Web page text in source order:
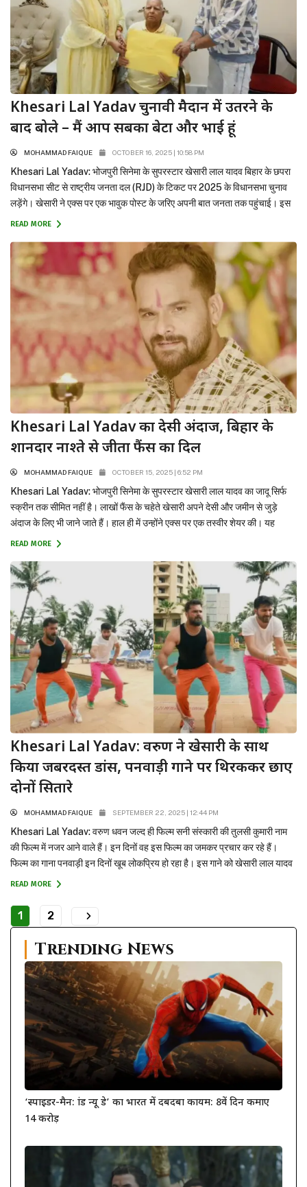
Khesari Lal Yadav चुनावी मैदान में उतरने के
बाद बोले – मैं आप सबका बेटा और भाई हूं
MOHAMMAD FAIQUE OCTOBER 16, 2025 | 10:58 PM
Khesari Lal Yadav: भोजपुरी सिनेमा के सुपरस्टार खेसारी लाल यादव बिहार के छपरा
विधानसभा सीट से राष्ट्रीय जनता दल (RJD) के टिकट पर 2025 के विधानसभा चुनाव
लड़ेंगे। खेसारी ने एक्स पर एक भावुक पोस्ट के जरिए अपनी बात जनता तक पहुंचाई। इस
पोस्ट में उन्होंने खुद को ‘जनता का बेटा’ और ‘खेत-खलिहान का लाल’...
READ MORE
Khesari Lal Yadav का देसी अंदाज, बिहार के
शानदार नाश्ते से जीता फैंस का दिल
MOHAMMAD FAIQUE OCTOBER 15, 2025 | 6:52 PM
Khesari Lal Yadav: भोजपुरी सिनेमा के सुपरस्टार खेसारी लाल यादव का जादू सिर्फ
स्क्रीन तक सीमित नहीं है। लाखों फैंस के चहेते खेसारी अपने देसी और जमीन से जुड़े
अंदाज के लिए भी जाने जाते हैं। हाल ही में उन्होंने एक्स पर एक तस्वीर शेयर की। यह
तस्वीर सोशल मीडिया पर छा गई। इस तस्वीर...
READ MORE
Khesari Lal Yadav: वरुण ने खेसारी के साथ
किया जबरदस्त डांस, पनवाड़ी गाने पर थिरककर छाए
दोनों सितारे
MOHAMMAD FAIQUE SEPTEMBER 22, 2025 | 12:44 PM
Khesari Lal Yadav: वरुण धवन जल्द ही फिल्म सनी संस्कारी की तुलसी कुमारी नाम
की फिल्म में नजर आने वाले हैं। इन दिनों वह इस फिल्म का जमकर प्रचार कर रहे हैं।
फिल्म का गाना पनवाड़ी इन दिनों खूब लोकप्रिय हो रहा है। इस गाने को खेसारी लाल यादव
ने अपनी आवाज से सजाया है।...
READ MORE
1 2
Trending News
‘स्पाइडर-मैन: ब्रांड न्यू डे’ का भारत में दबदबा कायम: 8वें दिन कमाए
14 करोड़